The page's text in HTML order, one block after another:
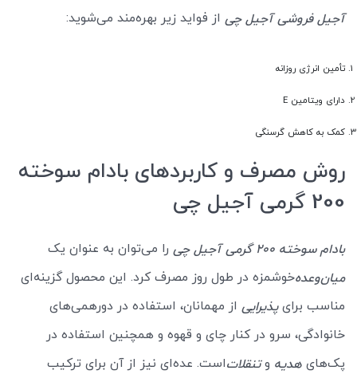
آجیل فروشی آجیل چی از فواید زیر بهره‌مند می‌شوید:
تأمین انرژی روزانه
دارای ویتامین E
کمک به کاهش گرسنگی
روش مصرف و کاربردهای بادام سوخته
200 گرمی آجیل چی
بادام سوخته 200 گرمی آجیل چی
را می‌توان به عنوان یک
میان‌وعدهخوشمزه در طول روز مصرف کرد. این محصول گزینه‌ای
مناسب برایپذیرایی از مهمانان، استفاده در دورهمی‌های
خانوادگی، سرو در کنار چای و قهوه و همچنین استفاده در
پک‌های هدیه وتنقلاتاست. عده‌ای نیز از آن برای ترکیب